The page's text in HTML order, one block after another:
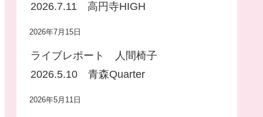
2026.7.11 高円寺HIGH
2026年7月15日
ライブレポート 人間椅子
2026.5.10 青森Quarter
2026年5月11日